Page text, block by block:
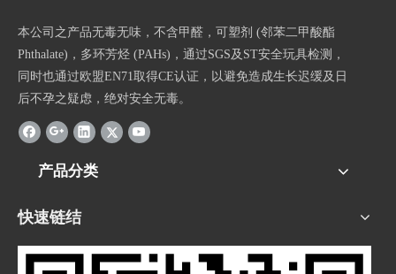
本公司之产品无毒无味，不含甲醛，可塑剂 (邻苯二甲酸酯
Phthalate)，多环芳烃 (PAHs)，通过SGS及ST安全玩具检测，
同时也通过欧盟EN71取得CE认证，以避免造成生长迟缓及日
后不孕之疑虑，绝对安全无毒。
产品分类
快速链结